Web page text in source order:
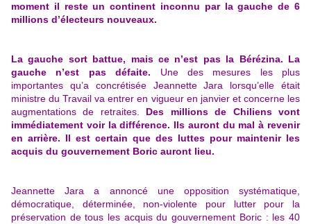
moment il reste un continent inconnu par la gauche de 6
millions d’électeurs nouveaux.
La gauche sort battue, mais ce n’est pas la Bérézina. La
gauche n’est pas défaite. Une des mesures les plus
importantes qu’a concrétisée Jeannette Jara lorsqu’elle était
ministre du Travail va entrer en vigueur en janvier et concerne les
augmentations de retraites. Des millions de Chiliens vont
immédiatement voir la différence. Ils auront du mal à revenir
en arrière. Il est certain que des luttes pour maintenir les
acquis du gouvernement Boric auront lieu.
Jeannette Jara a annoncé une opposition systématique,
démocratique, déterminée, non-violente pour lutter pour la
préservation de tous les acquis du gouvernement Boric : les 40